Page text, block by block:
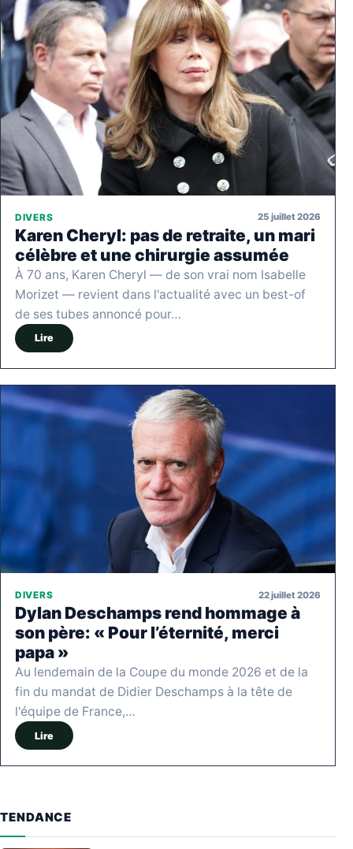
DIVERS 25 juillet 2026
Karen Cheryl: pas de retraite, un mari
célèbre et une chirurgie assumée
À 70 ans, Karen Cheryl — de son vrai nom Isabelle
Morizet — revient dans l'actualité avec un best-of
de ses tubes annoncé pour…
Lire
DIVERS 22 juillet 2026
Dylan Deschamps rend hommage à
son père: « Pour l’éternité, merci
papa »
Au lendemain de la Coupe du monde 2026 et de la
fin du mandat de Didier Deschamps à la tête de
l'équipe de France,…
Lire
TENDANCE